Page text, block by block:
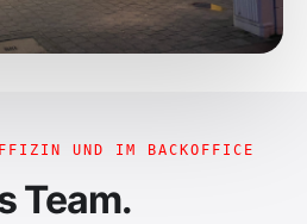
UND IM BACKOFFICE
Team.